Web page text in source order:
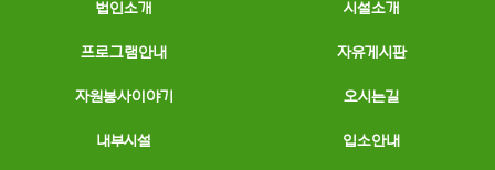
법인소개 시설소개
프로그램안내 자유게시판
자원봉사이야기 오시는길
내부시설 입소안내